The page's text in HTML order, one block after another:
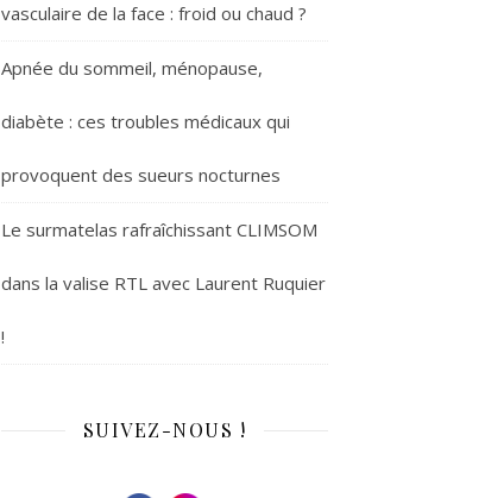
vasculaire de la face : froid ou chaud ?
Apnée du sommeil, ménopause,
diabète : ces troubles médicaux qui
provoquent des sueurs nocturnes
Le surmatelas rafraîchissant CLIMSOM
dans la valise RTL avec Laurent Ruquier
!
SUIVEZ-NOUS !